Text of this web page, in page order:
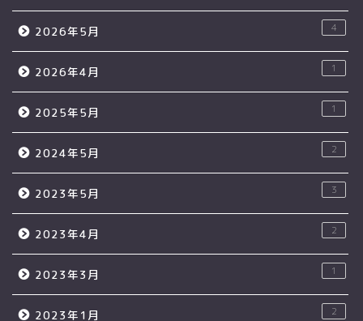
2026年5月 4
2026年4月 1
2025年5月 1
2024年5月 2
2023年5月 3
2023年4月 2
2023年3月 1
2023年1月 2